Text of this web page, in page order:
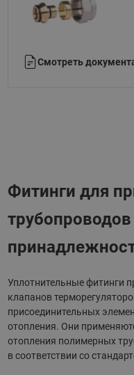
Смотреть
Фитинги для
Уплотнительные фитинги
клапанов
присоединительных
отопления. Они
отопления полимерных
в соответствии со